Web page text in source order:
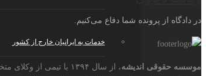
خدمات به ایرانیان خارج از کشور
در دادگاه از پرونده شما دفاع می‌کنیم.
موسسه حقوقی اندیشه، از سال ۱۳۹۴ با تیمی از وکلای متخصص، مجرب و مشاورین زبده‌ی مالیاتی، با شماره ثبت ۳۵۸۹۳ تاسیس شد.